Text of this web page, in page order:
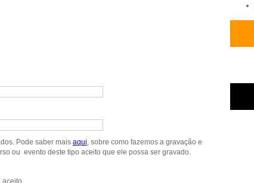
Pode saber mais aqui , sobre como fazemos a gravação e
ou evento deste tipo aceito que ele possa ser gravado.
aceito